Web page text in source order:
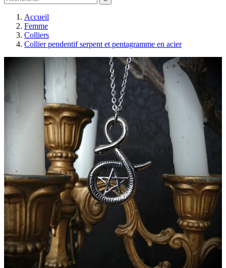
Accueil
Femme
Colliers
Collier pendentif serpent et pentagramme en acier